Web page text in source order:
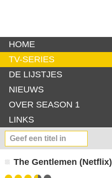
HOME
TV-SERIES
DE LIJSTJES
NIEUWS
OVER SEASON 1
LINKS
The Gentlemen (Netflix)